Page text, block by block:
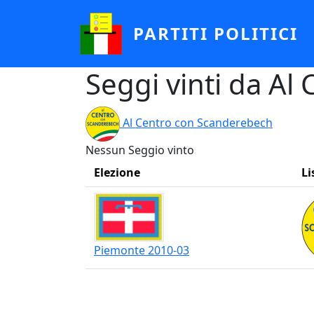
PARTITI POLITICI
Seggi vinti da Al
Al Centro con Scanderebech
Nessun Seggio vinto
Elezione
Piemonte 2010-03